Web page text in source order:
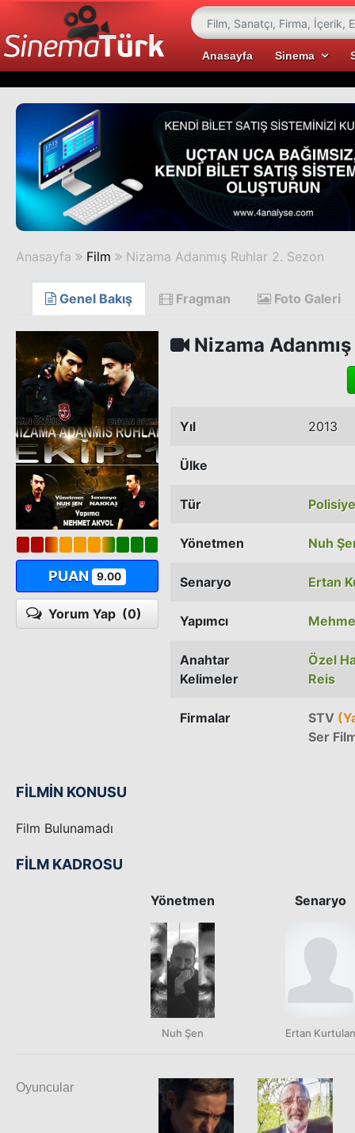
Anasayfa Sinema
Anasayfa Film Nizama Adanmış Ruhlar 2. Sezon
Genel Bakış Fragman Foto Galeri
PUAN 9.00
Yorum Yap (0)
Nizama
Yıl 2013
Ülke
Tür Polisiye
Yönetmen Nuh
Senaryo Ertan
Yapımcı
Anahtar
Kelimeler
Özel
Reis
Firmalar STV
Ser
FİLMİN KONUSU
Film Bulunamadı
FİLM KADROSU
Yönetmen
Nuh Şen
Senaryo
Ertan Kurtulan
Oyuncular